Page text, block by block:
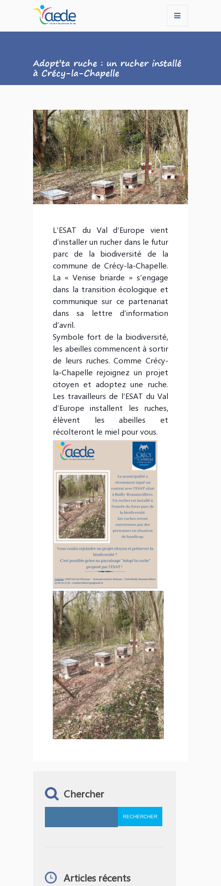
Adopt’ta ruche : un rucher installé
à Crécy-la-Chapelle
L’ESAT du Val d’Europe vient
d’installer un rucher dans le futur
parc de la biodiversité de la
commune de Crécy-la-Chapelle.
La « Venise briarde » s’engage
dans la transition écologique et
communique sur ce partenariat
dans sa lettre d’information
d’avril.
Symbole fort de la biodiversité,
les abeilles commencent à sortir
de leurs ruches. Comme Crécy-
la-Chapelle rejoignez un projet
citoyen et adoptez une ruche.
Les travailleurs de l’ESAT du Val
d’Europe installent les ruches,
élèvent les abeilles et
récolteront le miel pour vous.
Chercher
Articles récents